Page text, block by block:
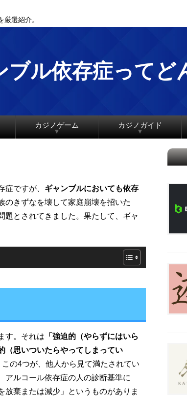
選紹介。
ブル依存症ってど
カジノゲーム カジノガイド
ですが、 ギャンブルにおいても依存
のきずなを壊して家庭崩壊を招いた
題とされてきました。果たして、ギャ
す。それは 「強迫的（やらずにはいら
（思いついたらやってしまってい
この4つが、他人から見て満たされてい
アルコール依存症の人の診断基準に
放棄または減少」というものがありま